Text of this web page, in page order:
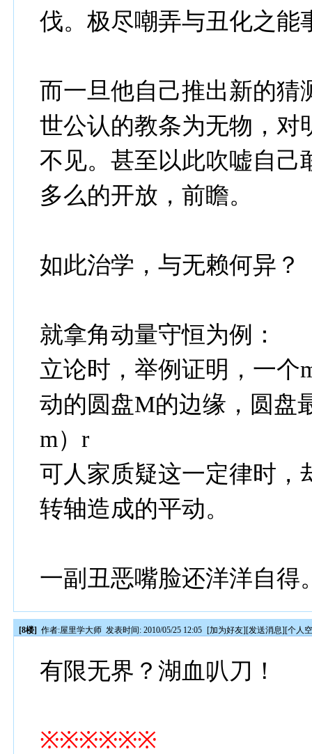
伐。极尽嘲弄与丑化之能
而一旦他自己推出新的猜
世公认的教条为无物，对
不见。甚至以此吹嘘自己
多么的开放，前瞻。
如此治学，与无赖何异？
就拿角动量守恒为例：
立论时，举例证明，一个
动的圆盘M的边缘，圆盘
m）r
可人家质疑这一定律时，
转轴造成的平动。
一副丑恶嘴脸还洋洋自得
[8楼] 作者:屋里学大师 发表时间: 2010/05/25 12:05 [加为好友][发送消息][个人
有限无界？湖血叭刀！
※※※※※※